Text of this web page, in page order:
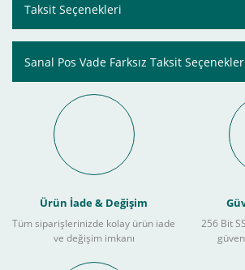
Taksit Seçenekleri
Sanal Pos Vade Farksız Taksit
Ürün İade & Değişim
Tüm siparişlerinizde kolay ürün iade
ve değişim imkanı
256 Bit